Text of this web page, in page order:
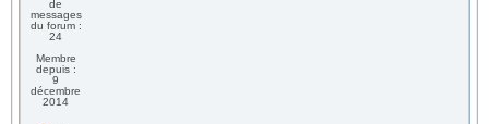
de
messages
du forum :
24
Membre
depuis :
9
décembre
2014